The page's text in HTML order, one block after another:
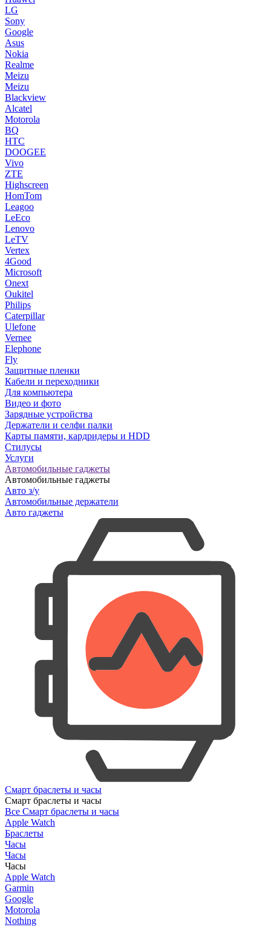
LG
Sony
Google
Asus
Nokia
Realme
Meizu
Meizu
Blackview
Alcatel
Motorola
BQ
HTC
DOOGEE
Vivo
ZTE
Highscreen
HomTom
Leagoo
LeEco
Lenovo
LeTV
Vertex
4Good
Microsoft
Onext
Oukitel
Philips
Caterpillar
Ulefone
Vernee
Elephone
Fly
Защитные пленки
Кабели и переходники
Для компьютера
Видео и фото
Зарядные устройства
Держатели и селфи палки
Карты памяти, кардридеры и HDD
Стилусы
Услуги
Автомобильные гаджеты
Автомобильные гаджеты
Авто з/у
Автомобильные держатели
Авто гаджеты
Смарт браслеты и часы
Смарт браслеты и часы
Все Смарт браслеты и часы
Apple Watch
Браслеты
Часы
Часы
Часы
Apple Watch
Garmin
Google
Motorola
Nothing